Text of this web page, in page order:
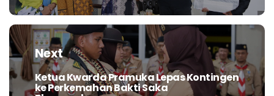
Next
Next
post:
Ketua Kwarda Pramuka Lepas Kontingen
ke Perkemahan Bakti Saka